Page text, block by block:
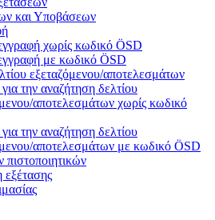
και Υποβάσεων
χωρίς κωδικό ÖSD
με κωδικό ÖSD
εξεταζόμενου/αποτελεσμάτων
την αναζήτηση δελτίου
αποτελεσμάτων χωρίς κωδικό
την αναζήτηση δελτίου
αποτελεσμάτων με κωδικό ÖSD